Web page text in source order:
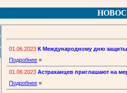
01.06.2023 К Международному дню защиты
Подробнее »
01.06.2023 Астраханцев приглашают на
Подробнее »